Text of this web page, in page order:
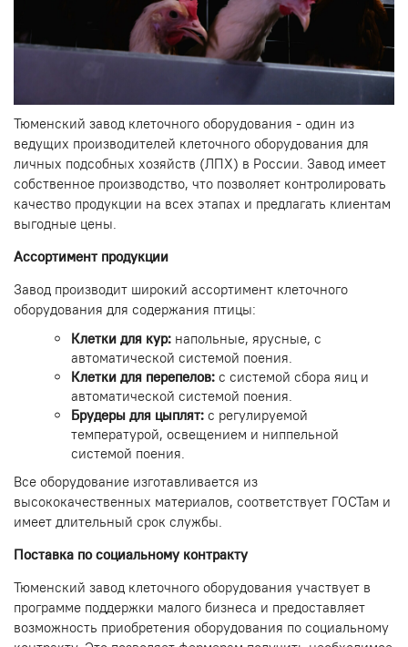
Тюменский завод клеточного оборудования - один из
ведущих производителей клеточного оборудования для
личных подсобных хозяйств (ЛПХ) в России. Завод имеет
собственное производство, что позволяет контролировать
качество продукции на всех этапах и предлагать клиентам
выгодные цены.
Ассортимент продукции
Завод производит широкий ассортимент клеточного
оборудования для содержания птицы:
Клетки для кур:напольные, ярусные, с
автоматической системой поения.
Клетки для перепелов:с системой сбора яиц и
автоматической системой поения.
Брудеры для цыплят:с регулируемой
температурой, освещением и ниппельной
системой поения.
Все оборудование изготавливается из
высококачественных материалов, соответствует ГОСТам и
имеет длительный срок службы.
Поставка по социальному контракту
Тюменский завод клеточного оборудования участвует в
программе поддержки малого бизнеса и предоставляет
возможность приобретения оборудования по социальному